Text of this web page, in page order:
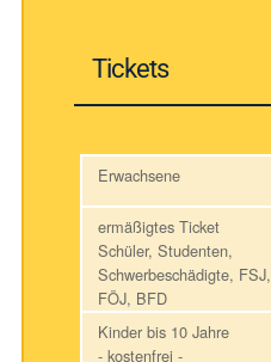
Tickets
Erwachsene
ermäßigtes Ticket
Schüler, Studenten,
Schwerbeschädigte, FSJ,
FÖJ, BFD
Kinder bis 10 Jahre
- kostenfrei -